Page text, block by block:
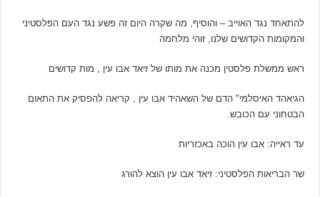
להתאחד נגד האוייב – והוסיף, מה שקרה היום זה פשע נגד העם הפלסטיני
והמקומות הקדושים שלנו, זוהי מלחמה
ראש ממשלת פלסטין מכנה את מותו של זיאד אבו עין , מות קדושים
הגיאהד האיסלמי" הדם של השאהיד אבו עין , קריאה להפסיק את התאום
הבטחוני עם הכובש.
עד ראייה: אבו עין הוכה באכזריות
שר הבריאות הפלסטיני: זיאד אבו עין הוצא להורג